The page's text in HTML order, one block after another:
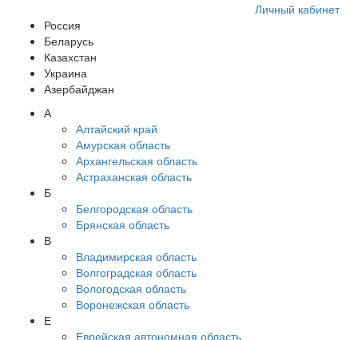
Личный кабинет
Россия
Беларусь
Казахстан
Украина
Азербайджан
А
Алтайский край
Амурская область
Архангельская область
Астраханская область
Б
Белгородская область
Брянская область
В
Владимирская область
Волгоградская область
Вологодская область
Воронежская область
Е
Еврейская автономная область